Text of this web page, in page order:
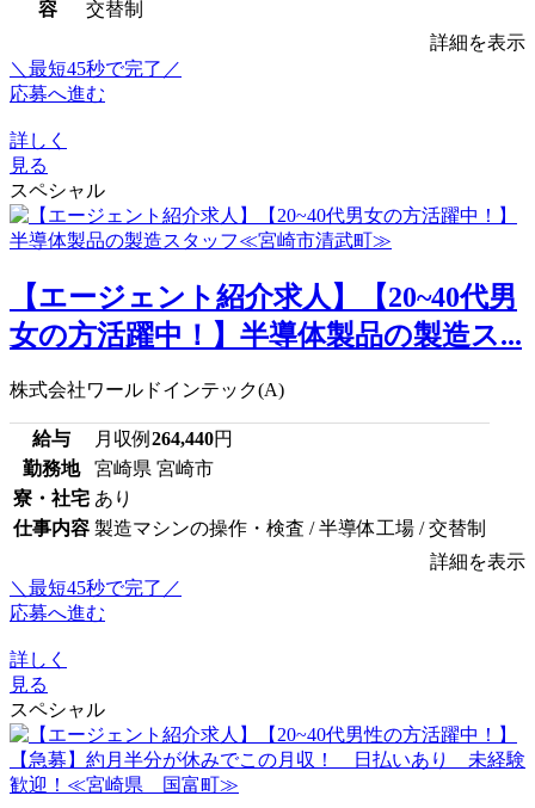
容
交替制
詳細を表示
＼最短45秒で完了／
応募へ進む
詳しく
見る
スペシャル
【エージェント紹介求人】【20~40代男
女の方活躍中！】半導体製品の製造ス...
株式会社ワールドインテック(A)
給与 月収例 264,440円
勤務地
宮崎県 宮崎市
寮・社宅 あり
仕事内容 製造マシンの操作・検査 / 半導体工場 / 交替制
詳細を表示
＼最短45秒で完了／
応募へ進む
詳しく
見る
スペシャル